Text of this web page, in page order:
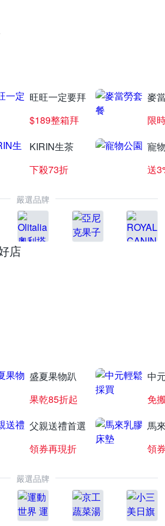
旺旺一定要拜
$189整箱拜
麥
限
KIRIN生茶
下殺73折
寵
送
嚴選品牌
店
盛夏果物趴
果乾85折起
中
免
父親送禮首選
領券再現折
馬
領
嚴選品牌